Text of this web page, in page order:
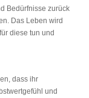
Bedürfnisse zurück
Das Leben wird
diese tun und
dass ihr
und